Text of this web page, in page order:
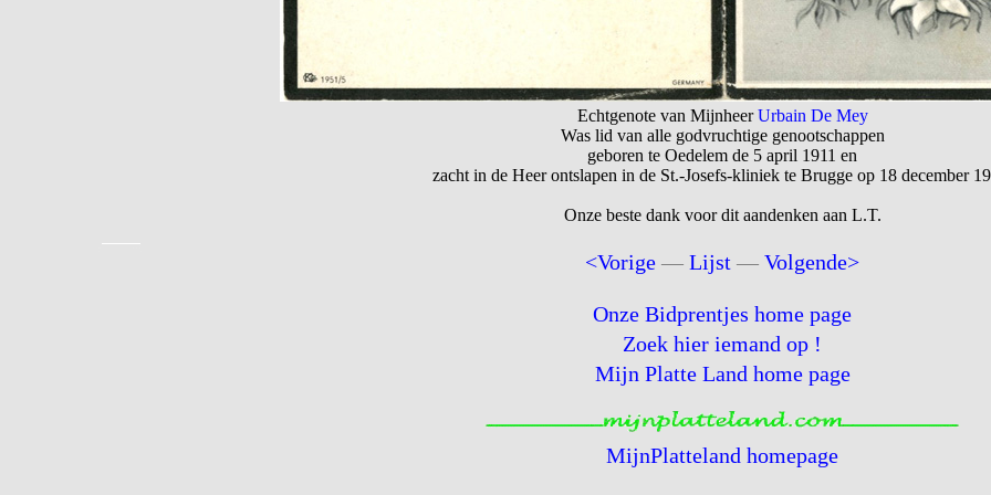
Echtgenote van MijnheerUrbain De Mey
Was lid van alle godvruchtige genootschappen
geboren te Oedelem de 5 april 1911 en
zacht in de Heer ontslapen in de St.-Josefs-kliniek te Brugge op 18 december
Onze beste dank voor dit aandenken aan L.T.
<Vorige —Lijst —Volgende>
Onze Bidprentjes home page
Zoek hier iemand op !
Mijn Platte Land home page
MijnPlatteland homepage